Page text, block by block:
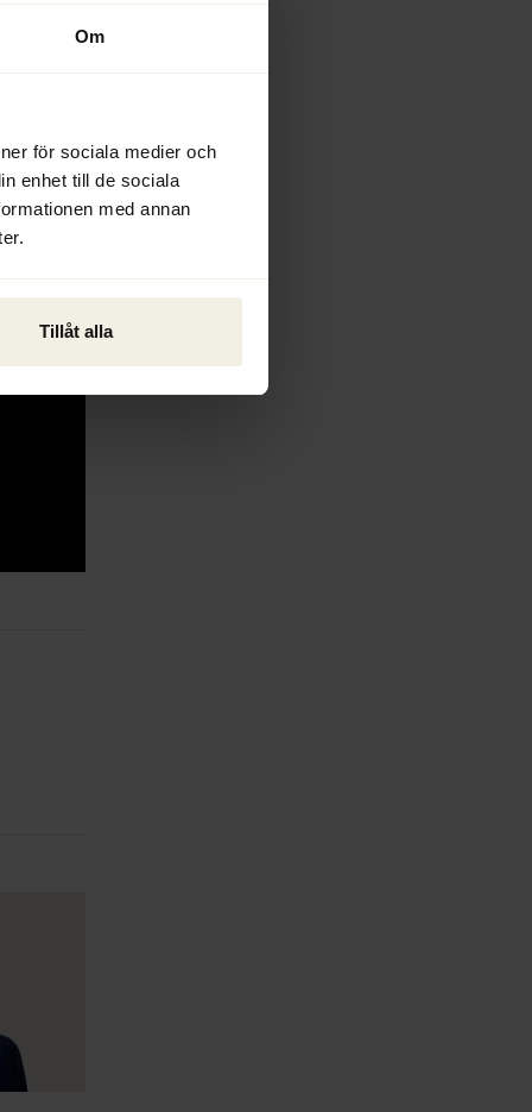
Om
för sociala medier och
enhet till de sociala
med annan
Tillåt alla